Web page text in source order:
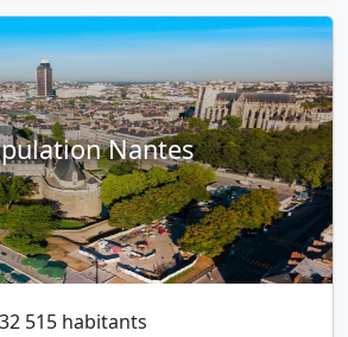
Nantes
515 habitants